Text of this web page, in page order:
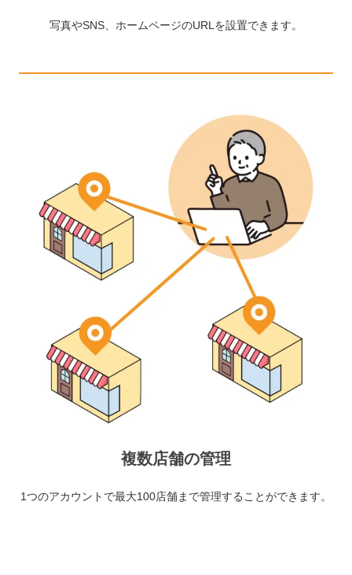
写真やSNS、ホームページのURLを設置できます。
複数店舗の管理
1つのアカウントで最大100店舗まで管理することができます。